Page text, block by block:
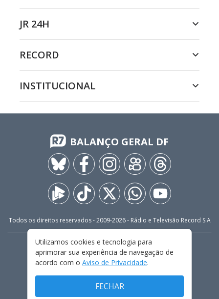
JR 24H
RECORD
INSTITUCIONAL
BALANÇO GERAL DF
Todos os direitos reservados - 2009-2026- Rádio e Televisão Record S.A
FALE CONOSCO
PRIVACIDADE
TERMOS E CONDIÇÕES DE USO
Utilizamos cookies e tecnologia para
aprimorar sua experiência de navegação de
acordo com o Aviso de Privacidade.
FECHAR